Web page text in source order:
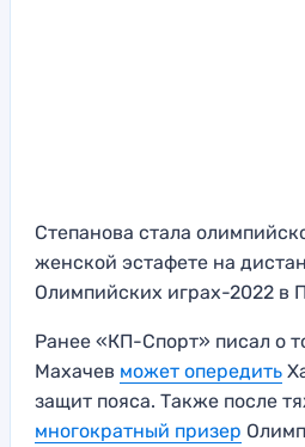
Степанова стала
женской эстафете на
Олимпийских играх-2022 в
Ранее «КП-Спорт» писал о
Махачев может опередить
защит пояса. Также после
многократный призер